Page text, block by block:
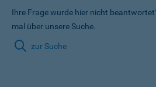
Ihre Frage wurde hier nicht
mal über unsere Suche.
zur Suche